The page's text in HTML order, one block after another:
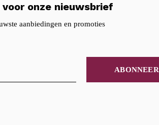
onze nieuwsbrief
aanbiedingen en promoties
ABONNEER